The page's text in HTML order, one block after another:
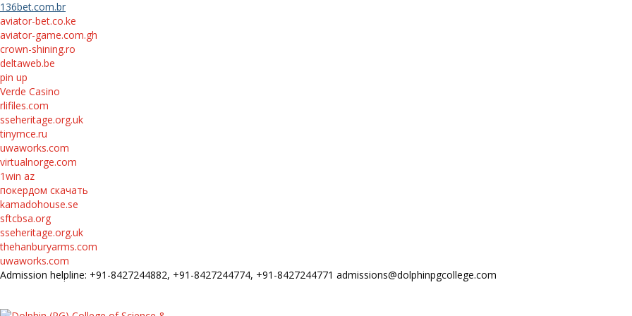
136bet.com.br
aviator-bet.co.ke
aviator-game.com.gh
crown-shining.ro
deltaweb.be
pin up
Verde Casino
rlifiles.com
sseheritage.org.uk
tinymce.ru
uwaworks.com
virtualnorge.com
1win az
покердом скачать
kamadohouse.se
sftcbsa.org
sseheritage.org.uk
thehanburyarms.com
uwaworks.com
Admission helpline: +91-8427244882, +91-8427244774, +91-8427244771 admissions@dolphinpgcollege.com